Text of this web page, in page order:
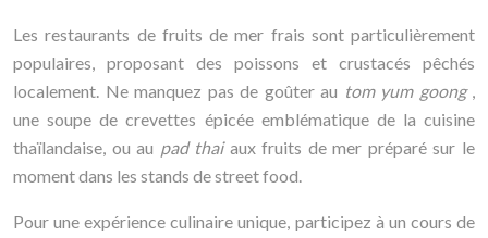
Les restaurants de fruits de mer frais sont particulièrement
populaires, proposant des poissons et crustacés pêchés
localement. Ne manquez pas de goûter au tom yum goong ,
une soupe de crevettes épicée emblématique de la cuisine
thaïlandaise, ou au pad thai aux fruits de mer préparé sur le
moment dans les stands de street food.
Pour une expérience culinaire unique, participez à un cours de